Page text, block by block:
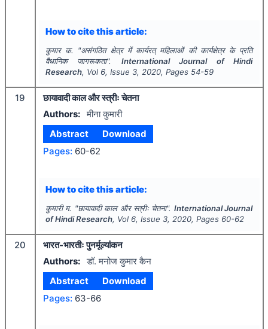
How to cite this article:
कुमार क. "असंगठित क्षेत्र में कार्यरत् महिलाओं की कार्यक्षेत्र के प्रति
वैधानिक जागरूकता". International Journal of Hindi
Research, Vol 6, Issue 3, 2020, Pages 54-59
19
छायावादी काल और स्त्रीः चेतना
Authors: मीना कुमारी
Abstract
Download
Pages: 60-62
How to cite this article:
कुमारी म. "छायावादी काल और स्त्रीः चेतना". International Journal
of Hindi Research, Vol 6, Issue 3, 2020, Pages 60-62
20
भारत-भारतीः पुनर्मूल्यांकन
Authors: डॉ. मनोज कुमार कैन
Abstract
Download
Pages: 63-66